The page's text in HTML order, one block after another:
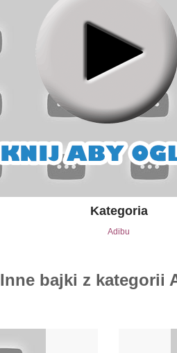
Kategoria
Adibu
Inne bajki z kategorii